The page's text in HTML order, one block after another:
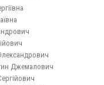
Джемалович